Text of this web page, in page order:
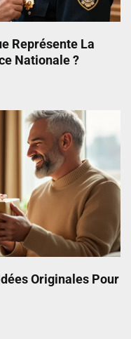
Représente La
Nationale ?
Originales Pour